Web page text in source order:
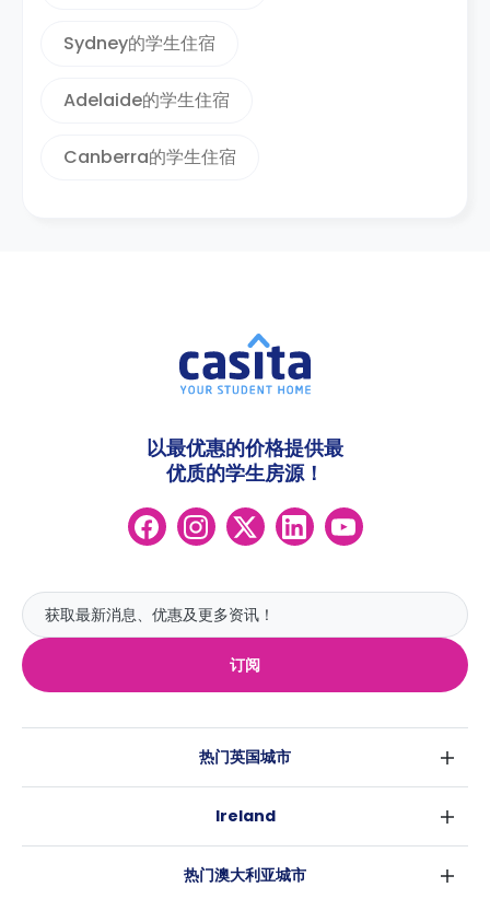
Sydney的学生住宿
Adelaide的学生住宿
Canberra的学生住宿
订阅
以最优惠的价格提供最
优质的学生房源！
热门英国城市
格拉斯哥
Ireland
都柏林
热门澳大利亚城市